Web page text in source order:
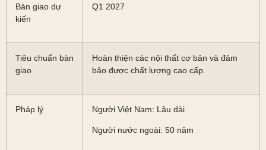
Bàn giao dự
kiến
Q1 2027
Tiêu chuẩn bàn
giao
Hoàn thiện các nội thất cơ bản và đảm
bảo được chất lượng cao cấp.
Pháp lý Người Việt Nam: Lâu dài
Người nước ngoài: 50 năm